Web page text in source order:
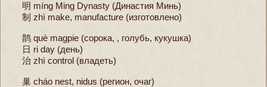
明 míng Ming Dynasty (Династия Минь)
制 zhì make, manufacture (изготовлено)
鹊 què magpie (сорока, , голубь, кукушка)
日 ri day (день)
治 zhì control (владеть)
巢 cháo nest, nidus (регион, очаг)